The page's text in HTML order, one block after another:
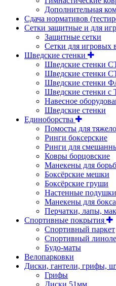
Дополнительная
Сдача нормативов
Сетки защитные и для
Защитные сетки
Сетки для игровых
Шведские стенки
Шведские стенки
Шведские стенки
Шведские стенки
Шведские стенки с
Навесное
Шведские стенки
Единоборства
Помосты для
Ринги боксерские
Ринги для
Ковры борцовские
Манекены для
Боксёрские мешки
Боксёрские груши
Настенные подушки
Манекены для бокса
Перчатки, лапы,
Спортивные покрытия
Спортивный паркет
Спортивный
Будо-маты
Велопарковки
Диски, гантели, грифы,
Грифы
Диски 51мм